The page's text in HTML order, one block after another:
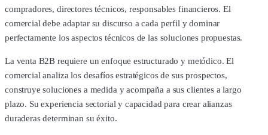
compradores, directores técnicos, responsables financieros. El
comercial debe adaptar su discurso a cada perfil y dominar
perfectamente los aspectos técnicos de las soluciones propuestas.
La venta B2B requiere un enfoque estructurado y metódico. El
comercial analiza los desafíos estratégicos de sus prospectos,
construye soluciones a medida y acompaña a sus clientes a largo
plazo. Su experiencia sectorial y capacidad para crear alianzas
duraderas determinan su éxito.